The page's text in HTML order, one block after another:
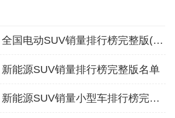
2025年6月全国电动SUV销量排行榜完整版(批发量
能源SUV销量排行榜完整版名单
2022年9月新能源SUV销量小型车排行榜完整版名单